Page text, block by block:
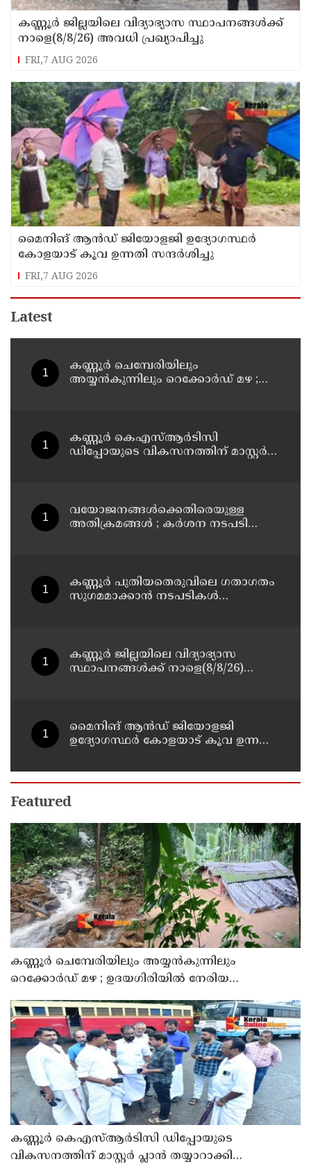
കണ്ണൂർ ജില്ലയിലെ വിദ്യാഭ്യാസ സ്ഥാപനങ്ങള്‍ക്ക്
നാളെ(8/8/26) അവധി പ്രഖ്യാപിച്ചു
FRI,7 AUG 2026
മൈനിങ് ആൻഡ്​ ജിയോളജി ഉദ്യോഗസ്ഥർ
കോളയാട് കൂവ ഉന്നതി സന്ദർശിച്ചു
FRI,7 AUG 2026
Latest
കണ്ണൂർ ചെമ്പേരിയിലും
അയ്യൻകുന്നിലും റെക്കോർഡ് മഴ ;
കണ്ണൂർ കെഎസ്ആർടിസി
ഡിപ്പോയുടെ വികസനത്തിന് മാസ്റ്റർ
വയോജനങ്ങൾക്കെതിരെയുള്ള
അതിക്രമങ്ങൾ ; കർശന നടപടി
കണ്ണൂർ പുതിയതെരുവിലെ ഗതാഗതം
സുഗമമാക്കാന്‍ നടപടികള്‍
കണ്ണൂർ ജില്ലയിലെ വിദ്യാഭ്യാസ
സ്ഥാപനങ്ങള്‍ക്ക് നാളെ(8/8/26)
മൈനിങ് ആൻഡ്​ ജിയോളജി
ഉദ്യോഗസ്ഥർ കോളയാട് കൂവ ഉന്നതി
Featured
കണ്ണൂർ ചെമ്പേരിയിലും അയ്യൻകുന്നിലും
റെക്കോർഡ് മഴ ; ഉദയഗിരിയിൽ നേരിയ
ഉരുൾപൊട്ടൽ; 13 പേരെ ക്യാമ്പിലേക്ക് മാറ്റി
കണ്ണൂർ കെഎസ്ആർടിസി ഡിപ്പോയുടെ
വികസനത്തിന് മാസ്റ്റർ പ്ലാൻ തയ്യാറാക്കി